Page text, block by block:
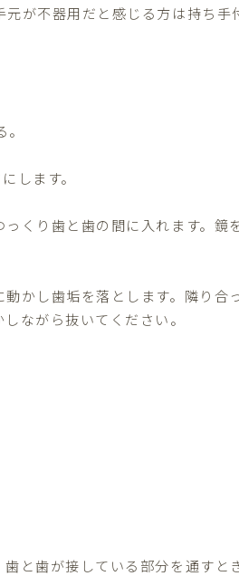
が不器用だと感じる方は持ち手
します。
くり歯と歯の間に入れます。鏡
かし歯垢を落とします。隣り合
ながら抜いてください。
と歯が接している部分を通すと